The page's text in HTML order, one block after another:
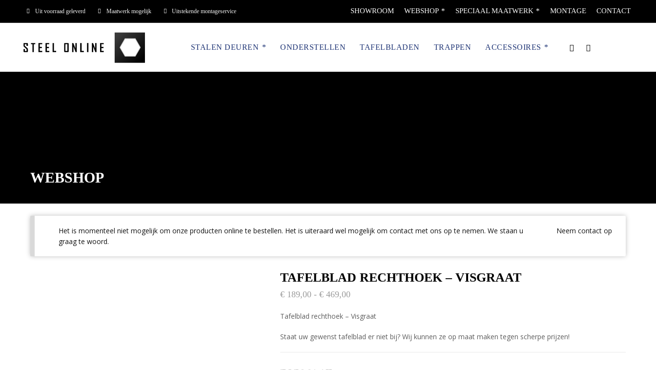
Uit voorraad geleverd Maatwerk mogelijk Uitstekende montageservice SHOWROOM WEBSHOP SPECIAAL MAATWERK MONTAGE CONTACT
STALEN DEUREN ONDERSTELLEN TAFELBLADEN TRAPPEN ACCESSOIRES
WEBSHOP
Neem contact op
Het is momenteel niet mogelijk om onze producten online te bestellen. Het is uiteraard wel mogelijk om contact met ons op te nemen. We staan u
graag te woord.
TAFELBLAD RECHTHOEK – VISGRAAT
€ 189,00 - € 469,00Prijsklasse:
tot
€ 469,00
Tafelblad rechthoek – Visgraat
Staat uw gewenst tafelblad er niet bij? Wij kunnen ze op maat maken tegen scherpe prijzen!